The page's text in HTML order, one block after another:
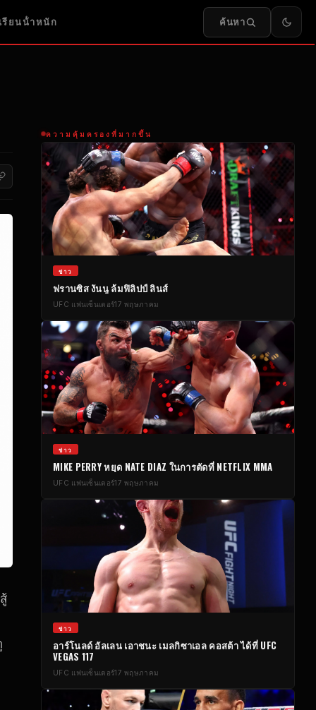
ยนน้ําหนัก ค้นหา
ความคุ้มครองที่มากขึ้น
ข่าว
ฟรานซิส งันนู ล้มฟิลิปป์ ลินส์
UFC แฟนเซ็นเตอร์17 พฤษภาคม
ข่าว
MIKE PERRY หยุด NATE DIAZ ในการตัดที่ NETFLIX MMA
UFC แฟนเซ็นเตอร์17 พฤษภาคม
ข่าว
อาร์โนลด์ อัลเลน เอาชนะ เมลกิซาเอล คอสต้า ได้ที่ UFC
VEGAS 117
UFC แฟนเซ็นเตอร์17 พฤษภาคม